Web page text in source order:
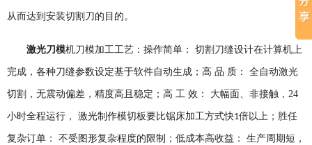
从而达到安装切割刀的目的。
激光刀模机刀模加工工艺：操作简单： 切割刀缝设计在计算机上
完成，各种刀缝参数设定基于软件自动生成；高 品 质： 全自动激光
切割，无震动偏差，精度高且稳定；高 工 效： 大幅面、非接触， 24
小时全程运行， 激光制作模切板要比锯床加工方式快1倍以上；胜任
复杂订单： 不受图形复杂程度的限制；低成本高收益： 生产周期短，